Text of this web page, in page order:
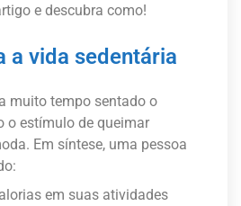
e descubra como!
a vida sedentária
muito tempo sentado o
o estímulo de queimar
Em síntese, uma pessoa
em suas atividades